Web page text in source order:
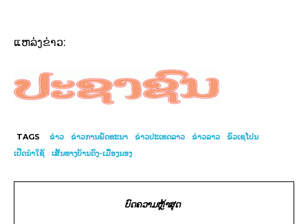
ແຫລ່ງຂ່າວ:
TAGS ຂ່າວ ຂ່າວການພັດທະນາ ຂ່າວປະເທດລາວ ຂ່າວລາວ
ຂົວເຊໂປນ
ເປີດນຳໃຊ້
ເສັ້ນທາງບ້ານດົງ-ເມືອງນອງ
ບົດຄວາມຫຼ້າສຸດ